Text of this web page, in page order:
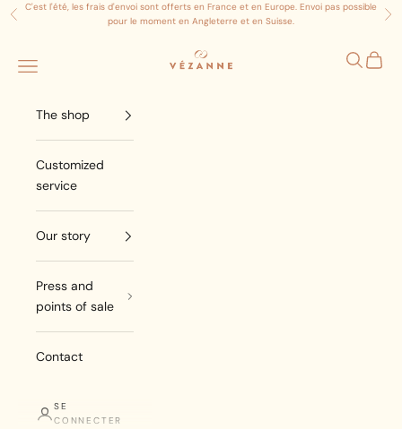
Aller au contenu
Précédent
C'est l'été, les frais d'envoi sont offerts en France et en Europe. Envoi pas possible
pour le moment en Angleterre et en Suisse.
Ouvrir le menu de navigation
Ouvrir la
The shop
Customized
service
Our story
Press and
points of sale
Contact
SE
CONNECTER